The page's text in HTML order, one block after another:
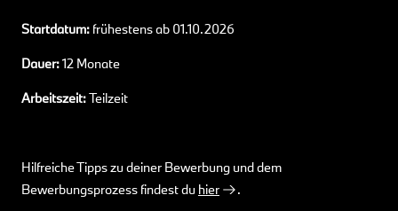
Startdatum: frühestens ab 01.10.2026
Dauer:12 Monate
Arbeitszeit:Teilzeit
Hilfreiche Tipps zu deiner Bewerbung und dem
Bewerbungsprozess findest du hier .